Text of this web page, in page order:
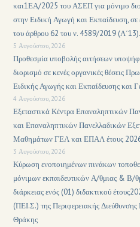
και1ΕΑ/2025 του ΑΣΕΠ για μόνιμο
στην Ειδική Αγωγή και Εκπαίδευση,
του άρθρου 62 του ν. 4589/2019 (Α΄13).
5 Αυγούστου, 2026
Προθεσμία υποβολής αιτήσεων
διορισμό σε κενές οργανικές θέσεις
Ειδικής Αγωγής και Εκπαίδευσης και
4 Αυγούστου, 2026
Εξεταστικά Κέντρα Επαναληπτικών
και Επαναληπτικών Πανελλαδικών
Μαθημάτων ΓΕΛ και ΕΠΑΛ έτους
3 Αυγούστου, 2026
Κύρωση ενοποιημένων πινάκων
μόνιμων εκπαιδευτικών Α/θμιας & Β/
διάρκειας ενός (01) διδακτικού
(ΠΕΙ.Σ.) της Περιφερειακής
Θράκης